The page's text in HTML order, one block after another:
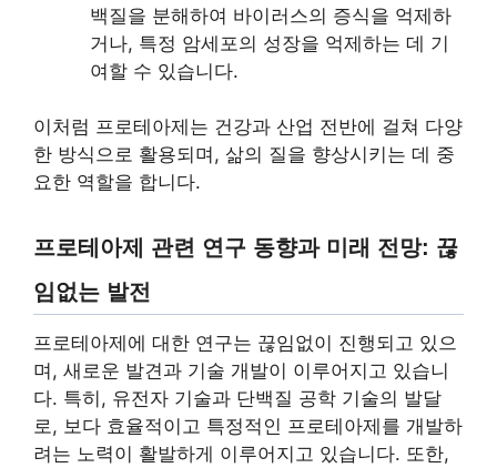
백질을 분해하여 바이러스의 증식을 억제하
거나, 특정 암세포의 성장을 억제하는 데 기
여할 수 있습니다.
이처럼 프로테아제는 건강과 산업 전반에 걸쳐 다양
한 방식으로 활용되며, 삶의 질을 향상시키는 데 중
요한 역할을 합니다.
프로테아제 관련 연구 동향과 미래 전망: 끊
임없는 발전
프로테아제에 대한 연구는 끊임없이 진행되고 있으
며, 새로운 발견과 기술 개발이 이루어지고 있습니
다. 특히, 유전자 기술과 단백질 공학 기술의 발달
로, 보다 효율적이고 특정적인 프로테아제를 개발하
려는 노력이 활발하게 이루어지고 있습니다. 또한,